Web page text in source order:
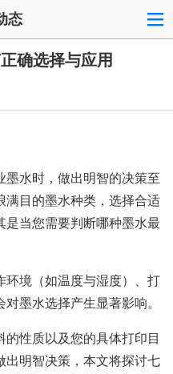
态
确选择与应用
水时，做出明智的决策至
满目的墨水种类，选择合适
是当您需要判断哪种墨水最
环境（如温度与湿度）、打
墨水选择产生显著影响。
性质以及您的具体打印目
出明智决策，本文将探讨七